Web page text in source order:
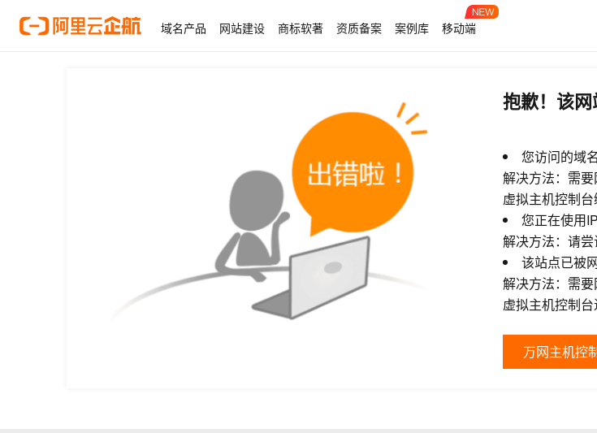
域名产品 网站建设 商标软著 资质备案 案例库 移动端
抱歉！该网
您访问的域
解决方法：需
虚拟主机控制台
您正在使用
解决方法：请尝
该站点已被
解决方法：需
虚拟主机控制台
万网主机控